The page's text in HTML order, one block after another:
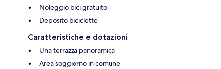
Noleggio bici gratuito
Deposito biciclette
Caratteristiche e dotazioni
Una terrazza panoramica
Area soggiorno in comune